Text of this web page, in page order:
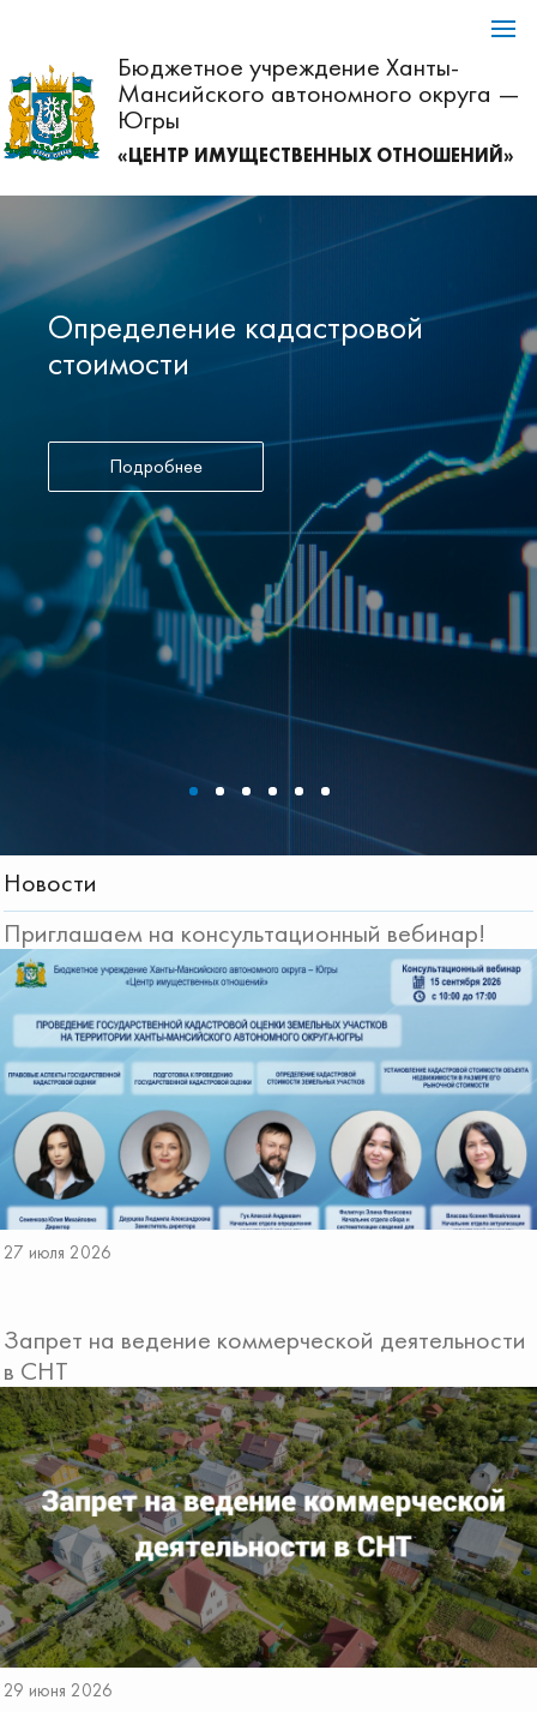
Бюджетное учреждение Ханты-
Мансийского автономного округа —
Югры
«ЦЕНТР ИМУЩЕСТВЕННЫХ ОТНОШЕНИЙ»
Определение кадастровой
стоимости
Подробнее
Новости
Приглашаем на консультационный вебинар!
27 июля 2026
Запрет на ведение коммерческой деятельности
в СНТ
29 июня 2026